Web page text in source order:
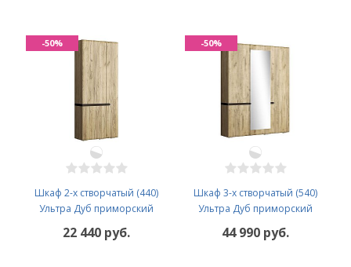
Шкаф 2-х створчатый (440)
Ультра Дуб приморский
22 440 руб.
-50%
Шкаф 3-х створчатый (540)
Ультра Дуб приморский
44 990 руб.
-50%